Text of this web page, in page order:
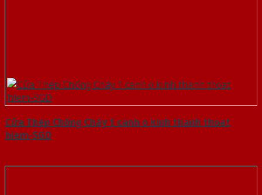
Cửa Thép Chống Cháy 1 canh o kinh thanh thoat
hiem-SGD